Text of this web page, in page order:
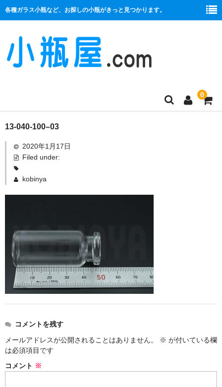
各種ガラス小瓶など、お探しの小瓶がきっと見つかります。
0
商品一覧
絞り口
ストレート
コルク栓
セット
ストラップ付き
ふた付き
13-040-100–03
2020年1月17日
Filed under:
kobinya
コメントを残す
メールアドレスが公開されることはありません。
※ が付いている欄
は必須項目です
コメント ※